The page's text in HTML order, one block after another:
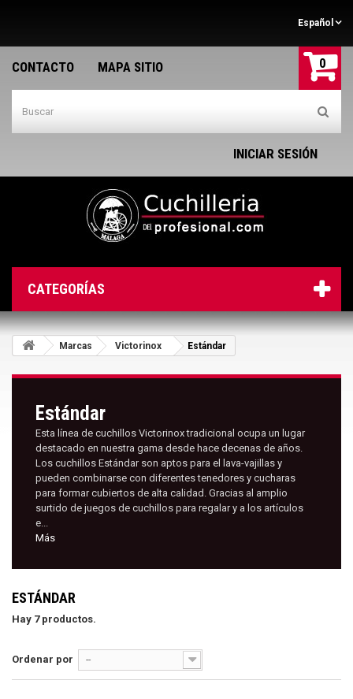
Español
CONTACTO MAPA SITIO 0
INICIAR SESIÓN
CATEGORÍAS
Marcas Victorinox Estándar
Estándar
Esta línea de cuchillos Victorinox tradicional ocupa un lugar
destacado en nuestra gama desde hace decenas de años.
Los cuchillos Estándar son aptos para el lava-vajillas y
pueden combinarse con diferentes tenedores y cucharas
para formar cubiertos de alta calidad. Gracias al amplio
surtido de juegos de cuchillos para regalar y a los artículos
e...
Más
ESTÁNDAR
Hay 7 productos.
Ordenar por --